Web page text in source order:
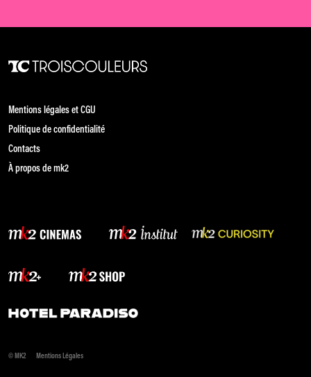
Mentions légales et CGU
Politique de confidentialité
Contacts
À propos de mk2
© MK2 Mentions Légales